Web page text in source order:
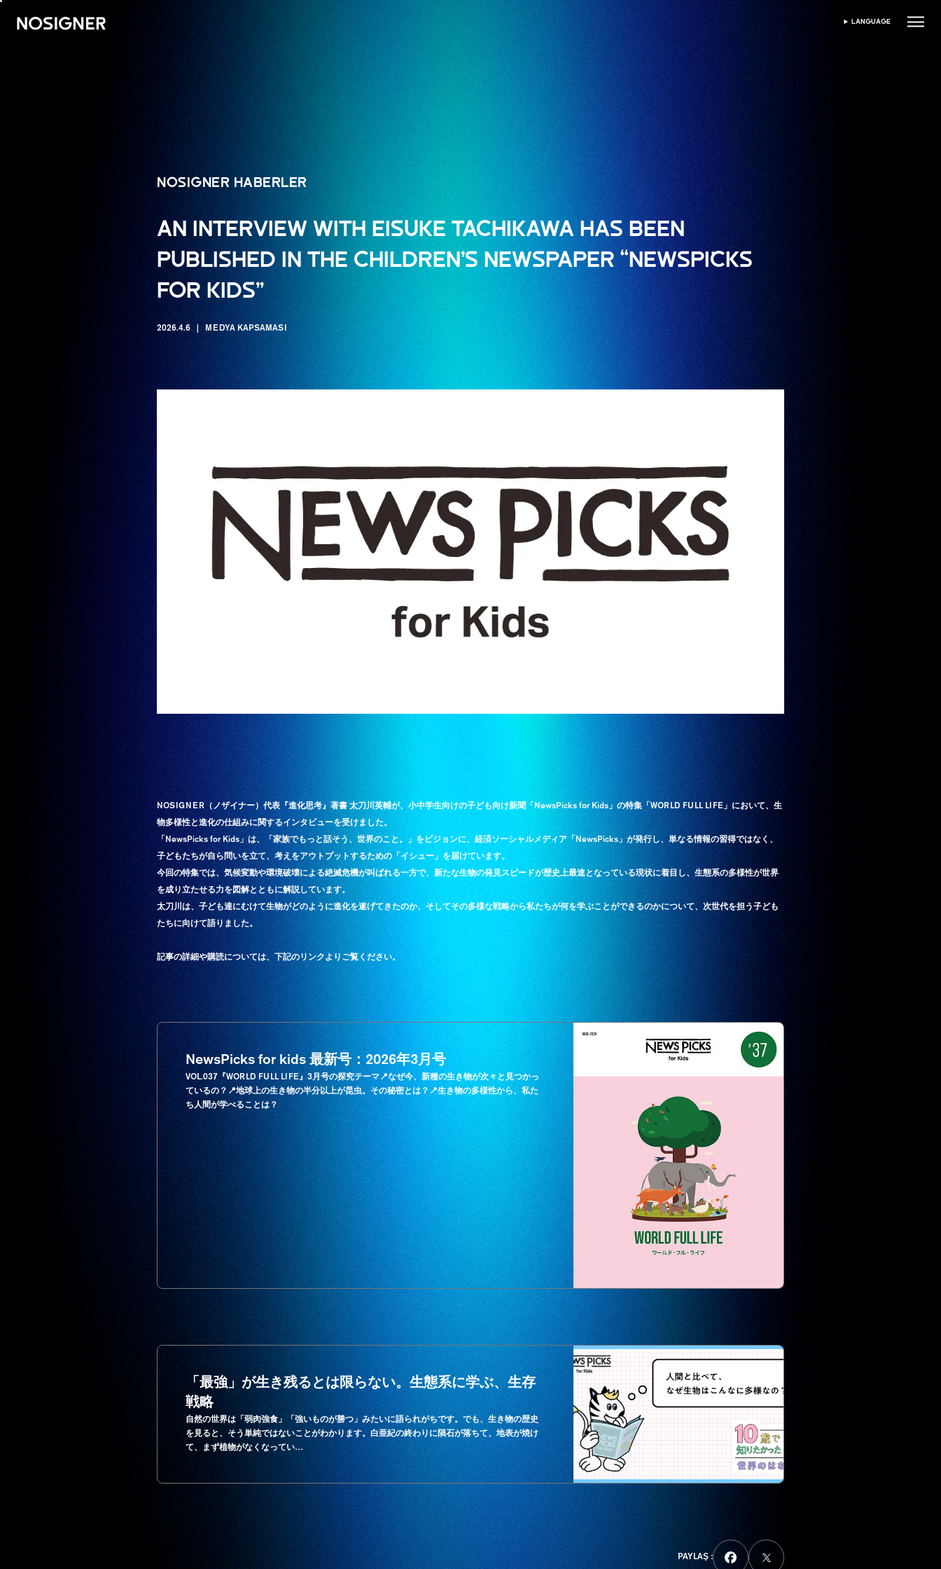
ANA SAYFA
DIL SEÇIN
LANGUAGE
NOSIGNER HABERLER
AN INTERVIEW WITH EISUKE TACHIKAWA HAS BEEN
PUBLISHED IN THE CHILDREN’S NEWSPAPER “NEWSPICKS
FOR KIDS”
2026.4.6 MEDYA KAPSAMASI
NOSIGNER（ノザイナー）代表『進化思考』著書 太刀川英輔が、小中学生向けの子ども向け新聞「NewsPicks for Kids」の特集「WORLD FULL LIFE」において、生
物多様性と進化の仕組みに関するインタビューを受けました。
「NewsPicks for Kids」は、「家族でもっと話そう、世界のこと。」をビジョンに、経済ソーシャルメディア「NewsPicks」が発行し、単なる情報の習得ではなく、
子どもたちが自ら問いを立て、考えをアウトプットするための「イシュー」を届けています。
今回の特集では、気候変動や環境破壊による絶滅危機が叫ばれる一方で、新たな生物の発見スピードが歴史上最速となっている現状に着目し、生態系の多様性が世界
を成り立たせる力を図解とともに解説しています。
太刀川は、子ども達にむけて生物がどのように進化を遂げてきたのか、そしてその多様な戦略から私たちが何を学ぶことができるのかについて、次世代を担う子ども
たちに向けて語りました。
記事の詳細や購読については、下記のリンクよりご覧ください。
NewsPicks for kids 最新号：2026年3月号
VOL.037『WORLD FULL LIFE』3月号の探究テーマ📍なぜ今、新種の生き物が次々と見つかっ
ているの？📍地球上の生き物の半分以上が昆虫。その秘密とは？📍生き物の多様性から、私た
ち人間が学べることは？
「最強」が生き残るとは限らない。生態系に学ぶ、生存
戦略
自然の世界は「弱肉強食」「強いものが勝つ」みたいに語られがちです。でも、生き物の歴史
を見ると、そう単純ではないことがわかります。白亜紀の終わりに隕石が落ちて、地表が焼け
て、まず植物がなくなってい…
PAYLAŞ :